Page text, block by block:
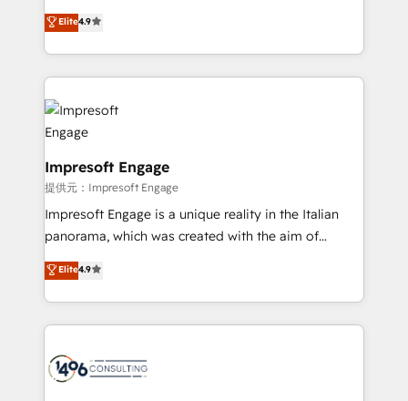
Platform Migration Excellence. • Top 3 Partner of the
Year LATAM 2022, 2023, 2024, 2025. • Partner of the
business with HubSpot? Let Cebra’s experts help
you grow faster, smarter, and with impact.
thinkers. We blend strategy, design, and
development—always fueled by curiosity—to turn
ideas, opportunities, and challenges into meaningful
experiences. To us, technology is more than just
code; it’s about creating things that are useful, cool,
and—most importantly—simple. That’s why we lean
into bold ideas and shape them into thoughtful
products and strategies that actually make a
difference.
Elite4.9
Impresoft Engage
提供元：Impresoft Engage
Impresoft Engage is a unique reality in the Italian
panorama, which was created with the aim of
putting Customer Experience at the center by
creating digital environments capable of integrating
people, processes and data. We offer the best
digital solutions on the market, ranging from CRM
marketing automation to online and offline sales
Elite4.9